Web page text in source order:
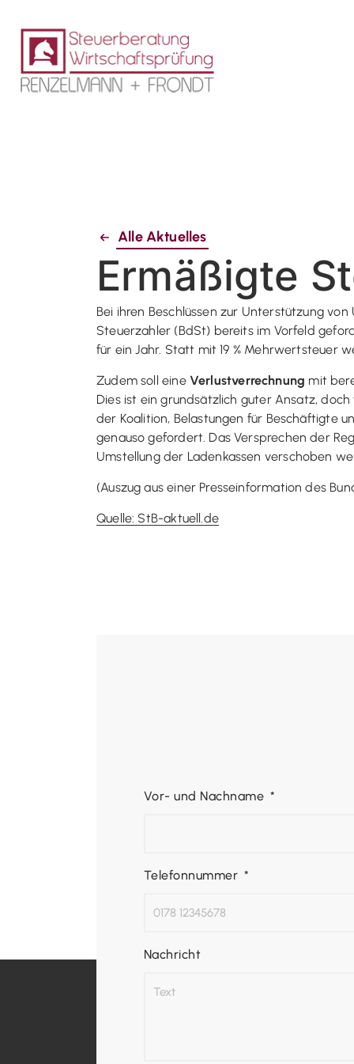
Alle Aktuelles
Ermäßigte
Bei ihren Beschlüssen zur Unterstützung
Steuerzahler (BdSt) bereits im Vorfeld
für ein Jahr. Statt mit 19 % Mehrwertsteuer
Zudem soll eine Verlustverrechnung mit
Dies ist ein grundsätzlich guter Ansatz,
der Koalition, Belastungen für Beschäftigte
genauso gefordert. Das Versprechen der
Umstellung der Ladenkassen verschoben
(Auszug aus einer Presseinformation des
Quelle: StB-aktuell.de
Vor- und Nachname
Telefonnummer
Nachricht